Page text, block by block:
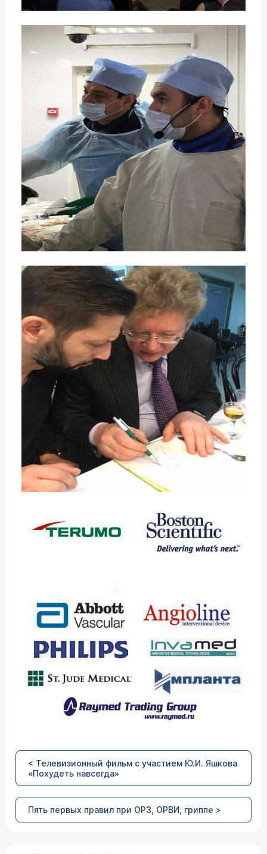
< Телевизионный фильм с участием Ю.И. Яшкова
«Похудеть навсегда»
Пять первых правил при ОРЗ, ОРВИ, гриппе >